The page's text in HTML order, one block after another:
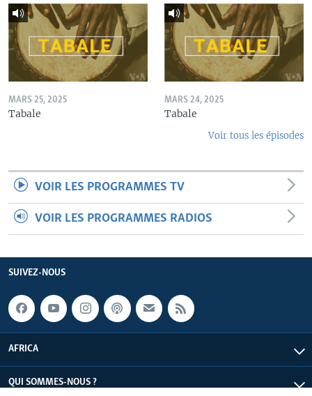
MARS 25, 2025
Tabale
MARS 24, 2025
Tabale
Voir tous les épisodes
VOIR LES PROGRAMMES TV
VOIR LES PROGRAMMES RADIOS
SUIVEZ-NOUS
AFRICA
QUI SOMMES-NOUS ?